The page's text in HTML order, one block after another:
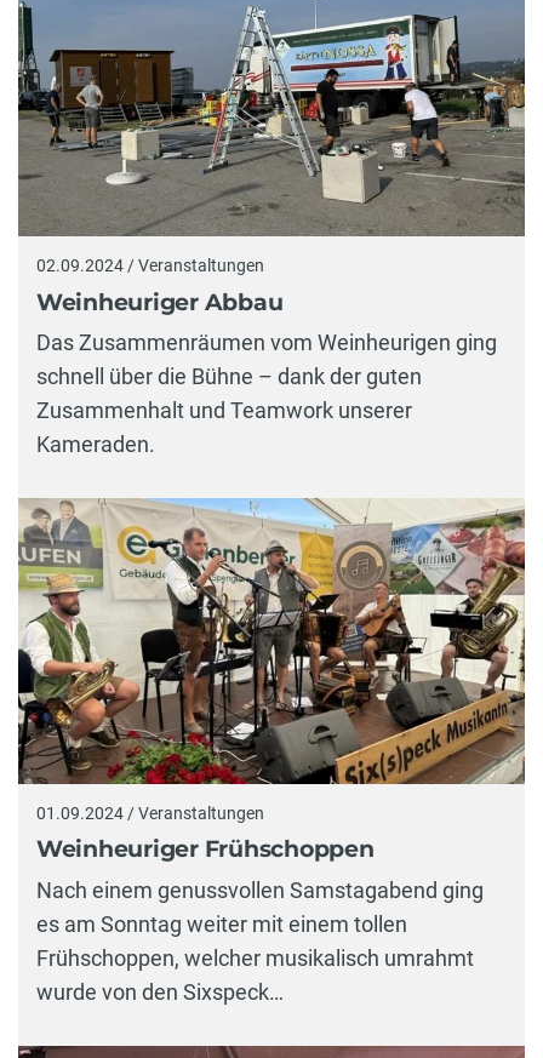
02.09.2024 / Veranstaltungen
Weinheuriger Abbau
Das Zusammenräumen vom Weinheurigen ging
schnell über die Bühne – dank der guten
Zusammenhalt und Teamwork unserer
Kameraden.
01.09.2024 / Veranstaltungen
Weinheuriger Frühschoppen
Nach einem genussvollen Samstagabend ging
es am Sonntag weiter mit einem tollen
Frühschoppen, welcher musikalisch umrahmt
wurde von den Sixspeck…